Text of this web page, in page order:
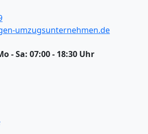
umzugsunternehmen.de
- Sa: 07:00 - 18:30 Uhr